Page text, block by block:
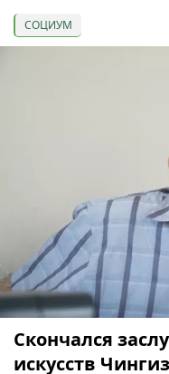
СОЦИУМ
Скончался
искусств